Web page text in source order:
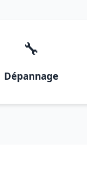
🔧
Dépannage